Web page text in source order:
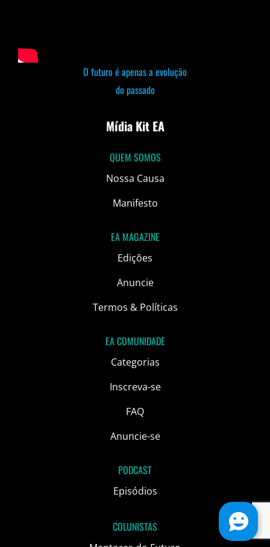
O futuro é apenas a evolução
do passado
Mídia Kit EA
QUEM SOMOS
Nossa Causa
Manifesto
EA MAGAZINE
Edições
Anuncie
Termos & Políticas
EA COMUNIDADE
Categorias
Inscreva-se
FAQ
Anuncie-se
PODCAST
Episódios
COLUNISTAS